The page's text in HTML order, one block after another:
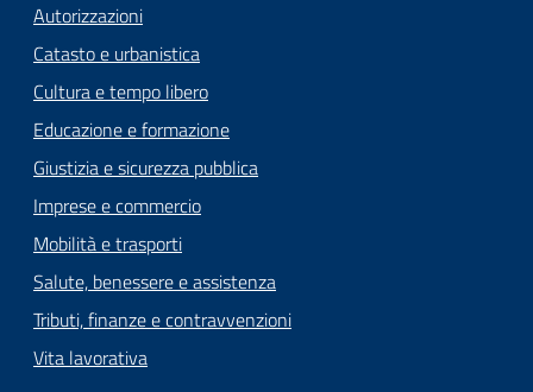
Autorizzazioni
Catasto e urbanistica
Cultura e tempo libero
Educazione e formazione
Giustizia e sicurezza pubblica
Imprese e commercio
Mobilità e trasporti
Salute, benessere e assistenza
Tributi, finanze e contravvenzioni
Vita lavorativa